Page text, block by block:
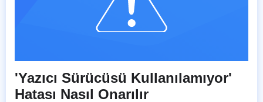
'Yazıcı Sürücüsü Kullanılamıyor'
Hatası Nasıl Onarılır